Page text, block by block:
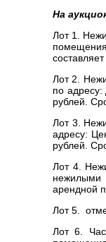
На
Лот 1.
Лот 2.
по
рублей.
Лот 3.
адресу:
рублей.
Лот 4.
нежилыми
арендной
Лот 5.
Лот 6.